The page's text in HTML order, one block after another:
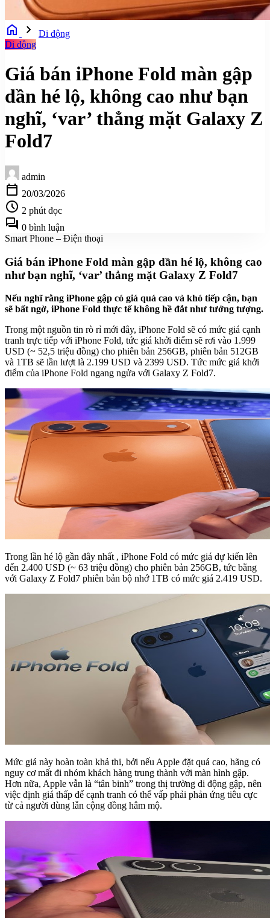
home chevron_right
Di động
Di động
Giá bán iPhone Fold màn gập
dần hé lộ, không cao như bạn
nghĩ, ‘var’ thẳng mặt Galaxy Z
Fold7
admin
calendar_today 20/03/2026
schedule 2 phút đọc
forum 0 bình luận
Smart Phone – Điện thoại
Giá bán iPhone Fold màn gập dần hé lộ, không cao
như bạn nghĩ, ‘var’ thẳng mặt Galaxy Z Fold7
Nếu nghĩ rằng iPhone gập có giá quá cao và khó tiếp cận, bạn
sẽ bất ngờ, iPhone Fold thực tế không hề đắt như tưởng tượng.
Trong một nguồn tin rò rỉ mới đây, iPhone Fold sẽ có mức giá cạnh
tranh trực tiếp với iPhone Fold, tức giá khởi điểm sẽ rơi vào 1.999
USD (~ 52,5 triệu đồng) cho phiên bản 256GB, phiên bản 512GB
và 1TB sẽ lần lượt là 2.199 USD và 2399 USD. Tức mức giá khởi
điểm của iPhone Fold ngang ngửa với Galaxy Z Fold7.
Trong lần hé lộ gần đây nhất , iPhone Fold có mức giá dự kiến lên
đến 2.400 USD (~ 63 triệu đồng) cho phiên bản 256GB, tức bằng
với Galaxy Z Fold7 phiên bản bộ nhớ 1TB có mức giá 2.419 USD.
Mức giá này hoàn toàn khả thi, bởi nếu Apple đặt quá cao, hãng có
nguy cơ mất đi nhóm khách hàng trung thành với màn hình gập.
Hơn nữa, Apple vẫn là “tân binh” trong thị trường di động gập, nên
việc định giá thấp để cạnh tranh có thể vấp phải phản ứng tiêu cực
từ cả người dùng lẫn cộng đồng hâm mộ.